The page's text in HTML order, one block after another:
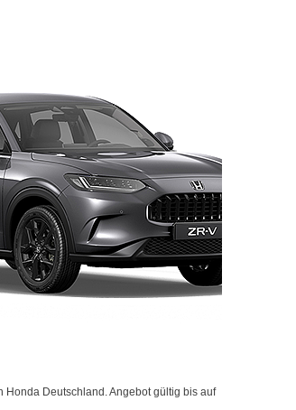
Deutschland. Angebot gültig bis auf